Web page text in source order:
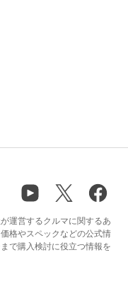
運営するクルマに関するあ
格やスペックなどの公式情
で購入検討に役立つ情報を